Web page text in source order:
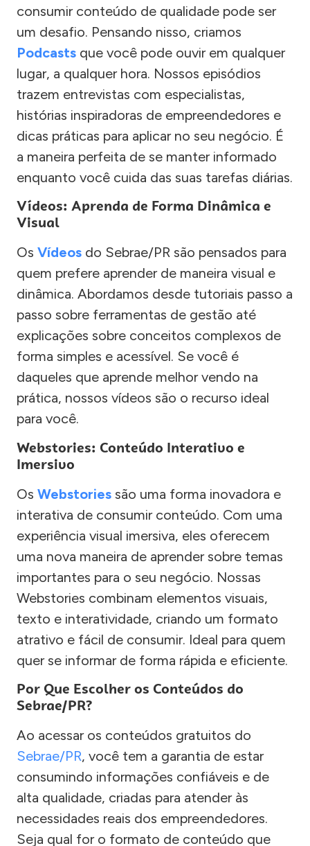
consumir conteúdo de qualidade pode ser
um desafio. Pensando nisso, criamos
Podcasts que você pode ouvir em qualquer
lugar, a qualquer hora. Nossos episódios
trazem entrevistas com especialistas,
histórias inspiradoras de empreendedores e
dicas práticas para aplicar no seu negócio. É
a maneira perfeita de se manter informado
enquanto você cuida das suas tarefas diárias.
Vídeos: Aprenda de Forma Dinâmica e
Visual
Os Vídeos do Sebrae/PR são pensados para
quem prefere aprender de maneira visual e
dinâmica. Abordamos desde tutoriais passo a
passo sobre ferramentas de gestão até
explicações sobre conceitos complexos de
forma simples e acessível. Se você é
daqueles que aprende melhor vendo na
prática, nossos vídeos são o recurso ideal
para você.
Webstories: Conteúdo Interativo e
Imersivo
Os Webstories são uma forma inovadora e
interativa de consumir conteúdo. Com uma
experiência visual imersiva, eles oferecem
uma nova maneira de aprender sobre temas
importantes para o seu negócio. Nossas
Webstories combinam elementos visuais,
texto e interatividade, criando um formato
atrativo e fácil de consumir. Ideal para quem
quer se informar de forma rápida e eficiente.
Por Que Escolher os Conteúdos do
Sebrae/PR?
Ao acessar os conteúdos gratuitos do
Sebrae/PR, você tem a garantia de estar
consumindo informações confiáveis e de
alta qualidade, criadas para atender às
necessidades reais dos empreendedores.
Seja qual for o formato de conteúdo que